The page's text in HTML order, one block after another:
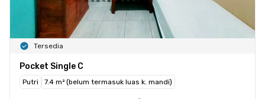
Tersedia
Pocket Single C
Putri 7.4 m² (belum termasuk luas k. mandi)